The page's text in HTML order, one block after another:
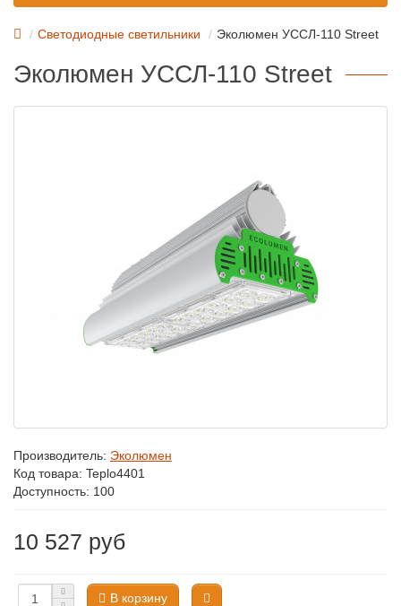
Светодиодные светильники Эколюмен УССЛ-110 Street
Эколюмен УССЛ-110 Street
Производитель: Эколюмен
Код товара: Teplo4401
Доступность: 100
10 527 руб
В корзину